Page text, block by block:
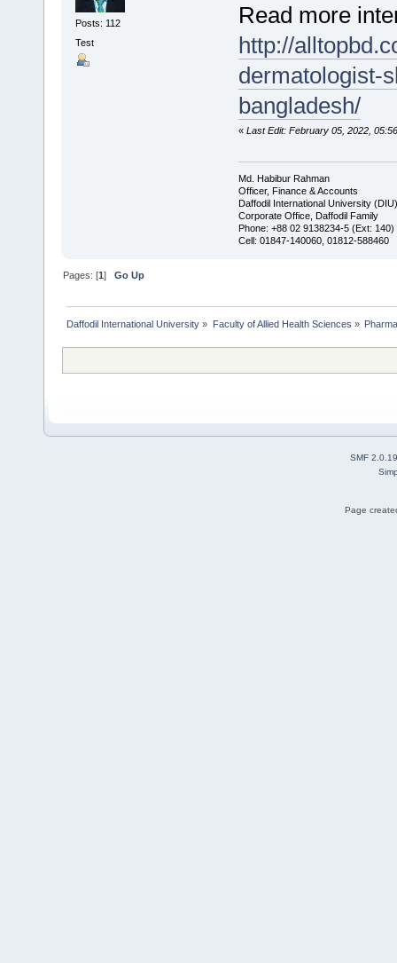
Posts: 112
Test
Read more
http://
dermatologist-
bangladesh/
« Last Edit: February 05, 2022,
Md. Habibur Rahman
Officer, Finance & Accounts
Daffodil International University (DIU)
Corporate Office, Daffodil Family
Phone: +88 02 9138234-5 (Ext: 140)
Cell: 01847-140060, 01812-588460
Pages: [1]Go Up
Daffodil International University » Faculty of Allied Health Sciences »
SMF 2.0.19
Page